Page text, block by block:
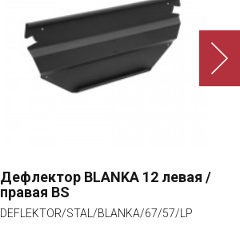
Дефлектор BLANKA 12 левая /
правая BS
DEFLEKTOR/STAL/BLANKA/67/57/LP